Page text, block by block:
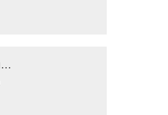
Berapa biaya untuk memasang sistem pengolahan air RO di rumah?